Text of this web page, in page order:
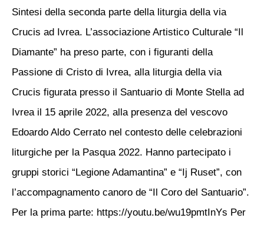
Sintesi della seconda parte della liturgia della via
Crucis ad Ivrea. L’associazione Artistico Culturale “Il
Diamante” ha preso parte, con i figuranti della
Passione di Cristo di Ivrea, alla liturgia della via
Crucis figurata presso il Santuario di Monte Stella ad
Ivrea il 15 aprile 2022, alla presenza del vescovo
Edoardo Aldo Cerrato nel contesto delle celebrazioni
liturgiche per la Pasqua 2022. Hanno partecipato i
gruppi storici “Legione Adamantina” e “Ij Ruset”, con
l’accompagnamento canoro de “Il Coro del Santuario”.
Per la prima parte: https://youtu.be/wu19pmtInYs Per